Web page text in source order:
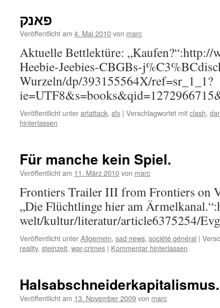
פאנק
Veröffentlicht am 4. Mai 2010von marc
Aktuelle Bettlektüre: „Kaufen?“:http://
Heebie-Jeebies-CBGBs-
Wurzeln/dp/393155564X/ref=sr_1_1?
Veröffentlicht unterartattack, sfx | Verschlagwortet mitclash,
hinterlassen
Für manche kein Spiel.
Veröffentlicht am 11. März 2010von marc
Frontiers Trailer III from Frontiers on
„Die Flüchtlinge hier am
welt/kultur/literatur/article6375254/
Veröffentlicht unterAllgemein, sad news, société général |
reality, steinzeit, war-crimes | Kommentar hinterlassen
Veröffentlicht am 13. November 2009von marc